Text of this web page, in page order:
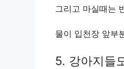
그리고 마실때는
물이 입천장 앞부
5. 강아지들